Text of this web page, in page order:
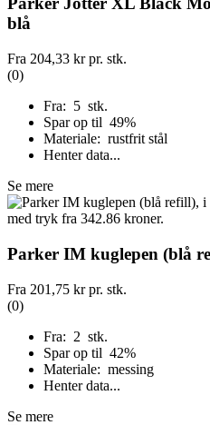
blå
Fra 204,33 krpr. stk.
(0)
Fra: 5 stk.
Spar op til 49%
Materiale: rustfrit stål
Henter data...
Se mere
Parker IM kuglepen (blå
Fra 201,75 krpr. stk.
(0)
Fra: 2 stk.
Spar op til 42%
Materiale: messing
Henter data...
Se mere